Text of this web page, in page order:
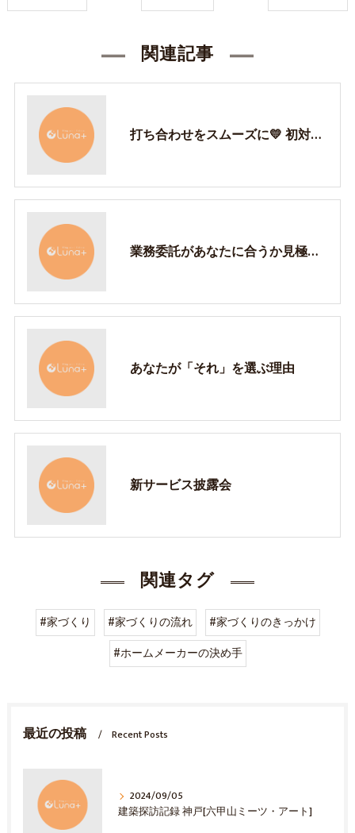
関連記事
打ち合わせをスムーズに💛 初対面で大事な3選！
業務委託があなたに合うか見極める方法
あなたが「それ」を選ぶ理由
新サービス披露会
関連タグ
#家づくり #家づくりの流れ
#家づくりのきっかけ
#ホームメーカーの決め手
最近の投稿 Recent Posts
2024/09/05
建築探訪記録 神戸[六甲山ミーツ・アート]